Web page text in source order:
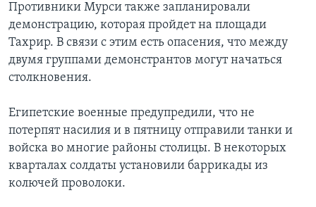
Противники Мурси также запланировали
демонстрацию, которая пройдет на площади
Тахрир. В связи с этим есть опасения, что между
двумя группами демонстрантов могут начаться
столкновения.
Египетские военные предупредили, что не
потерпят насилия и в пятницу отправили танки и
войска во многие районы столицы. В некоторых
кварталах солдаты установили баррикады из
колючей проволоки.